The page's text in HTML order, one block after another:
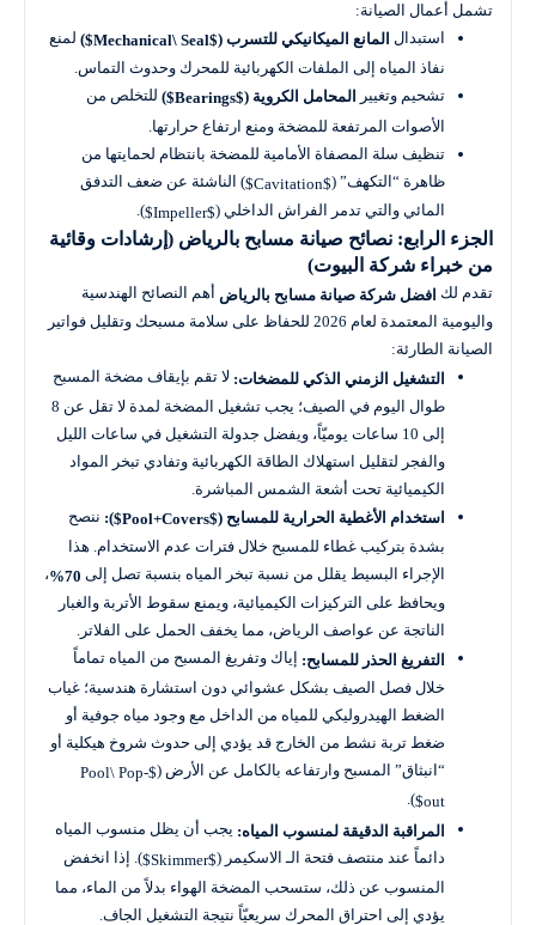
تشمل أعمال الصيانة:
استبدال المانع الميكانيكي للتسرب ($Mechanical\ Seal$
) لمنع
نفاذ المياه إلى الملفات الكهربائية للمحرك وحدوث التماس.
تشحيم وتغيير
المحامل الكروية ($Bearings$
) للتخلص من
الأصوات المرتفعة للمضخة ومنع ارتفاع حرارتها.
تنظيف سلة المصفاة الأمامية للمضخة بانتظام لحمايتها من
ظاهرة “التكهف” ($Cavitation$
) الناشئة عن ضعف التدفق
المائي والتي تدمر الفراش الداخلي ($Impeller$
).
الجزء الرابع: نصائح صيانة مسابح بالرياض (إرشادات وقائية
من خبراء شركة البيوت)
تقدم لك افضل شركة صيانة مسابح بالرياض أهم النصائح الهندسية
واليومية المعتمدة لعام 2026 للحفاظ على سلامة مسبحك وتقليل فواتير
الصيانة الطارئة:
التشغيل الزمني الذكي للمضخات: لا تقم بإيقاف مضخة المسبح
طوال اليوم في الصيف؛ يجب تشغيل المضخة لمدة لا تقل عن 8
إلى 10 ساعات يوميّاً، ويفضل جدولة التشغيل في ساعات الليل
والفجر لتقليل استهلاك الطاقة الكهربائية وتفادي تبخر المواد
الكيميائية تحت أشعة الشمس المباشرة.
استخدام الأغطية الحرارية للمسابح ($Pool+Covers$
): ننصح
بشدة بتركيب غطاء للمسبح خلال فترات عدم الاستخدام. هذا
الإجراء البسيط يقلل من نسبة تبخر المياه بنسبة تصل إلى 70%
،
ويحافظ على التركيزات الكيميائية، ويمنع سقوط الأتربة والغبار
الناتجة عن عواصف الرياض، مما يخفف الحمل على الفلاتر.
التفريغ الحذر للمسابح: إياك وتفريغ المسبح من المياه تماماً
خلال فصل الصيف بشكل عشوائي دون استشارة هندسية؛ غياب
الضغط الهيدروليكي للمياه من الداخل مع وجود مياه جوفية أو
ضغط تربة نشط من الخارج قد يؤدي إلى حدوث شروخ هيكلية أو
“انبثاق” المسبح وارتفاعه بالكامل عن الأرض ( $Pool\ Pop-
out$
).
المراقبة الدقيقة لمنسوب المياه: يجب أن يظل منسوب المياه
دائماً عند منتصف فتحة الـ الاسكيمر ($Skimmer$
). إذا انخفض
المنسوب عن ذلك، ستسحب المضخة الهواء بدلاً من الماء، مما
يؤدي إلى احتراق المحرك سريعيّاً نتيجة التشغيل الجاف.